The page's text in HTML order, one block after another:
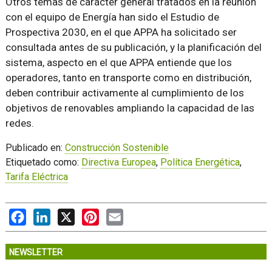
con el equipo de Energía han sido el Estudio de
Prospectiva 2030, en el que APPA ha solicitado ser
consultada antes de su publicación, y la planificación del
sistema, aspecto en el que APPA entiende que los
operadores, tanto en transporte como en distribución,
deben contribuir activamente al cumplimiento de los
objetivos de renovables ampliando la capacidad de las
redes.
Publicado en: Construcción Sostenible
Etiquetado como: Directiva Europea, Política Energética,
Tarifa Eléctrica
FacebookLinkedIn
X PinterestEmail
NEWSLETTER